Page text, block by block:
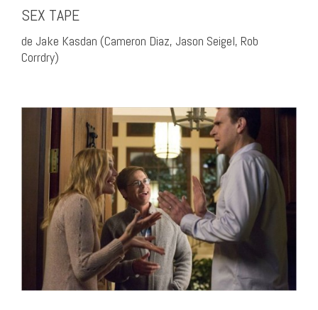
SEX TAPE
de Jake Kasdan (Cameron Diaz, Jason Seigel, Rob
Corrdry)